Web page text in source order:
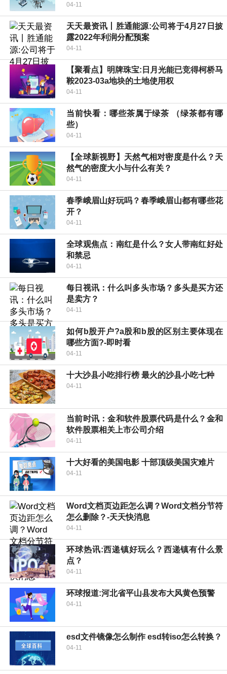
04-11
天天最资讯丨胜通能源:公司将于4月27日披
露2022年利润分配预案
04-11
【聚看点】明牌珠宝:日月光能已竞得柯桥马
鞍2023-03a地块的土地使用权
04-11
当前快看：哪些茶属于绿茶 （绿茶都有哪
些）
04-11
【全球新视野】天然气相对密度是什么？天
然气的密度大小与什么有关？
04-11
春季峨眉山好玩吗？春季峨眉山都有哪些花
开？
04-11
全球观焦点：南红是什么？女人带南红好处
和禁忌
04-11
每日视讯：什么叫多头市场？多头是买方还
是卖方？
04-11
如何b股开户?a股和b股的区别主要体现在
哪些方面?-即时看
04-11
十大沙县小吃排行榜 最火的沙县小吃七种
04-11
当前时讯：金和软件股票代码是什么？金和
软件股票相关上市公司介绍
04-11
十大好看的美国电影 十部顶级美国灾难片
04-11
Word文档页边距怎么调？Word文档分节符
怎么删除？-天天快消息
04-11
环球热讯:西递镇好玩么？西递镇有什么景
点？
04-11
环球报道:河北省平山县发布大风黄色预警
04-11
esd文件镜像怎么制作 esd转iso怎么转换？
04-11